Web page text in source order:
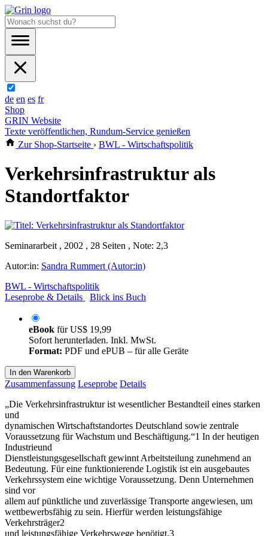
de en es fr
Shop
GRIN Website
Texte veröffentlichen, Rundum-Service genießen
Zur Shop-Startseite › BWL - Wirtschaftspolitik
Verkehrsinfrastruktur als
Standortfaktor
Seminararbeit , 2002 , 28 Seiten , Note: 2,3
Autor:in: Sandra Rummert (Autor:in)
BWL - Wirtschaftspolitik
Leseprobe & Details
Blick ins Buch
eBook fürUS$ 19,99
Sofort herunterladen. Inkl. MwSt.
Format: PDF und ePUB – für alle Geräte
In den Warenkorb
Zusammenfassung Leseprobe Details
„Die Verkehrsinfrastruktur ist wesentlicher Bestandteil eines starken
und
dynamischen Wirtschaftstandortes Deutschland sowie zentrale
Voraussetzung für Wachstum und Beschäftigung.“1 In der heutigen
Industrieund
Dienstleistungsgesellschaft gewinnt Arbeitsteilung zunehmend an
Bedeutung. Für eine funktionierende Logistik ist ein ausgebautes
Verkehrssystem eine wichtige Voraussetzung. Denn Unternehmen
sind vor
allem auf pünktliche und zuverlässige Transporte angewiesen, um
wettbewerbsfähig zu sein. Hierfür werden leistungsfähige
Verkehrsträger2
und leistungsfähige Verkehrswege benötigt.3